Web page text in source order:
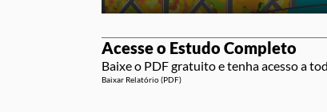
Play
Acesse o Estudo Completo
Baixe o PDF gratuito e tenha acesso a
Baixar Relatório (PDF)